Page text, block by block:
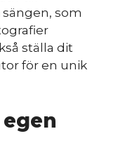
som
ställa dit
för en unik